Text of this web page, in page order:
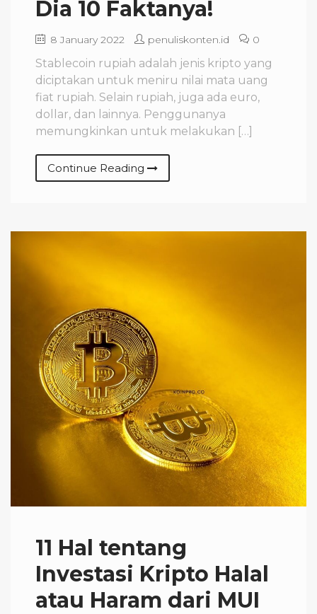
Dia 10 Faktanya!
8 January 2022 penuliskonten.id 0
Stablecoin rupiah adalah jenis kripto yang
diciptakan untuk meniru nilai mata uang
fiat rupiah. Selain rupiah, juga ada euro,
dollar, dan lainnya. Penggunanya
memungkinkan untuk melakukan […]
Continue Reading
11 Hal tentang
Investasi Kripto Halal
atau Haram dari MUI